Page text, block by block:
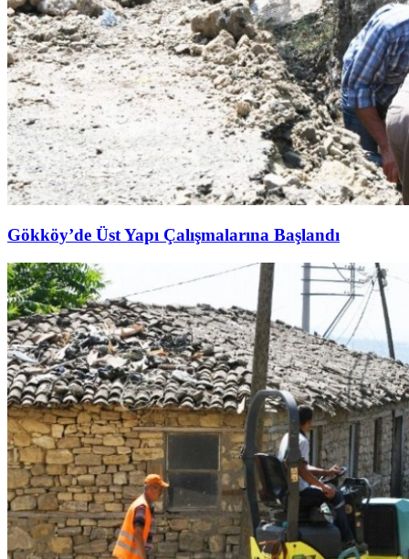
Gökköy’de Üst Yapı Çalışmalarına Başlandı